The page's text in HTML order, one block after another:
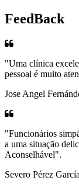
FeedBack
"Uma clínica
pessoal é muito
Jose Angel
"Funcionários
a uma situação
Aconselhável".
Severo Pérez García